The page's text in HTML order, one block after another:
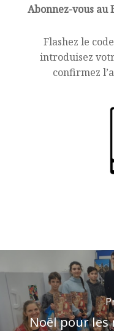
Abonnez-vous au
Flashez le
introduisez
confirmez
Noël pour